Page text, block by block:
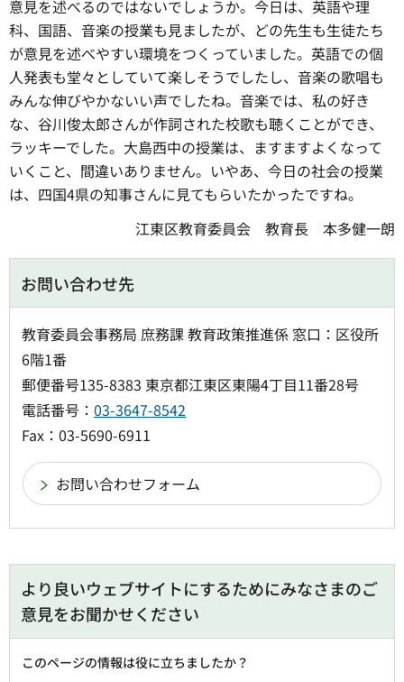
意見を述べるのではないでしょうか。今日は、英語や理
科、国語、音楽の授業も見ましたが、どの先生も生徒たち
が意見を述べやすい環境をつくっていました。英語での個
人発表も堂々としていて楽しそうでしたし、音楽の歌唱も
みんな伸びやかないい声でしたね。音楽では、私の好き
な、谷川俊太郎さんが作詞された校歌も聴くことができ、
ラッキーでした。大島西中の授業は、ますますよくなって
いくこと、間違いありません。いやあ、今日の社会の授業
は、四国4県の知事さんに見てもらいたかったですね。
江東区教育委員会
教育長 本多健一朗
お問い合わせ先
教育委員会事務局 庶務課 教育政策推進係 窓口：区役所
6階1番
郵便番号135-8383 東京都江東区東陽4丁目11番28号
電話番号： 03-3647-8542
Fax：03-5690-6911
より良いウェブサイトにするためにみなさまのご
意見をお聞かせください
このページの情報は役に立ちましたか？